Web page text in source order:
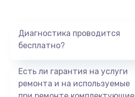
Заказать
Диагностика проводится
бесплатно?
Есть ли гарантия на услуги
ремонта и на используемые